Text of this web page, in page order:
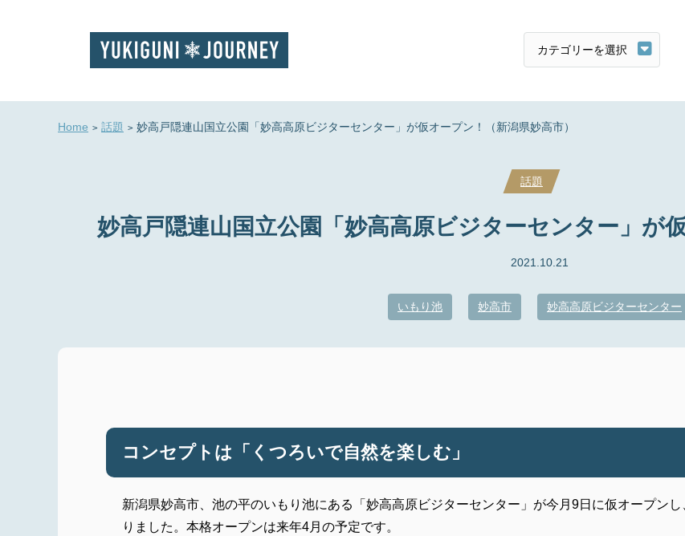
Home 話題 妙高戸隠連山国立公園「妙高高原ビジターセンター」が仮オープン！（新潟県妙高市）
話題
妙高戸隠連山国立公園「妙高高原ビジターセンター」が
2021.10.21
いもり池 妙高市 妙高高原ビジターセンター
コンセプトは「くつろいで自然を楽しむ」
新潟県妙高市、池の平のいもり池にある「妙高高原ビジターセンター」が今月9日に仮オープン
りました。本格オープンは来年4月の予定です。